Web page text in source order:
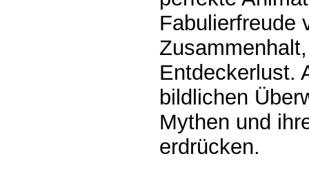
Fabulierfreude
Entdeckerlust.
bildlichen
Mythen und
erdrücken.